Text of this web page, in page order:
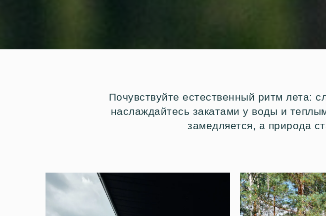
Почувствуйте естественный ритм лета:
наслаждайтесь закатами у воды и
замедляется, а природа